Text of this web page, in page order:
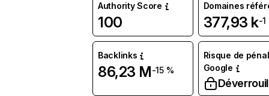
Authority Score
100
Domaines
377,93 k-1
Backlinks
86,23 M-15 %
Risque de
Google